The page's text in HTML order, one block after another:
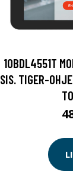
10BDL4551T
SIS. TIGER-